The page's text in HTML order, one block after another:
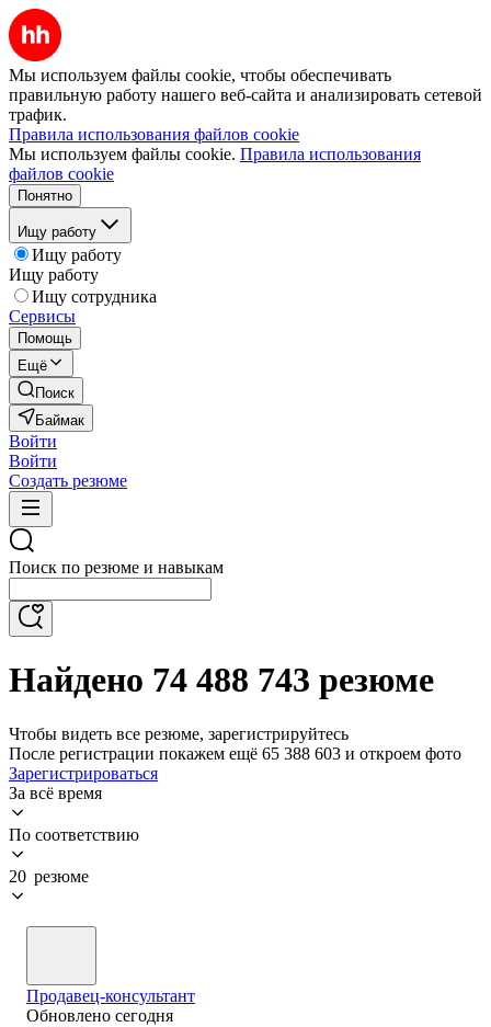
Мы используем файлы cookie, чтобы обеспечивать
правильную работу нашего веб-сайта и анализировать сетевой
трафик.
Правила использования файлов cookie
Мы используем файлы cookie. Правила использования
файлов cookie
Понятно
Ищу работу
Ищу работу
Ищу работу
Ищу сотрудника
Сервисы
Помощь
Ещё
Поиск
Баймак
Войти
Войти
Создать резюме
Поиск по резюме и навыкам
Найдено 74 488 743 резюме
Чтобы видеть все резюме, зарегистрируйтесь
После регистрации покажем ещё 65 388 603 и откроем фото
Зарегистрироваться
За всё время
По соответствию
20 резюме
Продавец-консультант
Обновлено сегодня